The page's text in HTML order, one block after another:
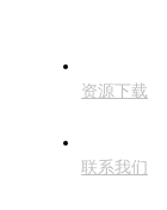
资源下载
联系我们